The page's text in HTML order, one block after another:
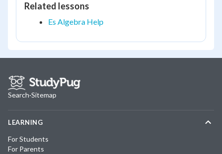
Related lessons
Es Algebra Help
Search·Sitemap
LEARNING
For Students
For Parents